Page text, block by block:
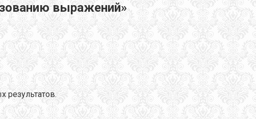
выражений»
результатов.